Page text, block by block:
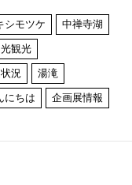
シモツケ 中禅寺湖
観光
況 湯滝
にちは 企画展情報